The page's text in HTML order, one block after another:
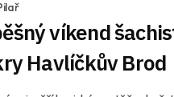
víkend
Havlíčkův Brod